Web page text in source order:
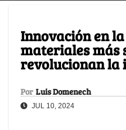
Innovación en
materiales más
revolucionan la
Por Luis Domenech
JUL 10, 2024